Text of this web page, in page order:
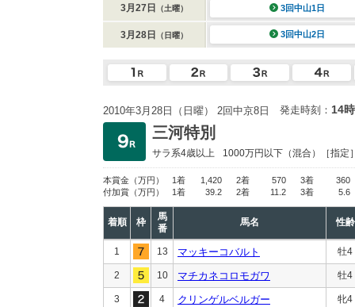
3月27日 （土曜） 3回中山1日
3月28日 （日曜） 3回中山2日
2010年3月28日（日曜） 2回中京8日 発走時刻： 14
三河特別
サラ系4歳以上 1000万円以下 （混合）［指定
本賞金 （万円） 1着 1,420 2着 570 3着
360
付加賞 （万円） 1着 39.2 2着 11.2 3着 5.6
着順 枠
馬
番
馬名 性齢
1 13 マッキーコバルト 牡4
2 10 マチカネコロモガワ 牡4
3 4 クリンゲルベルガー 牝4